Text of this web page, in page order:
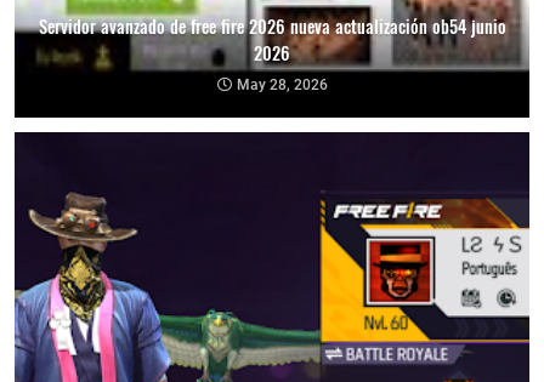
Servidor avanzado de free fire 2026 nueva actualización ob54 junio
2026
May 28, 2026